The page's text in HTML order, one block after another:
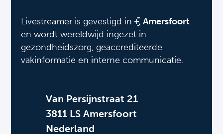
Livestreamer is gevestigd in
Amersfoort
en wordt wereldwijd ingezet in
gezondheidszorg, geaccrediteerde
vakinformatie en interne communicatie.
Van Persijnstraat 21
3811 LS Amersfoort
Nederland